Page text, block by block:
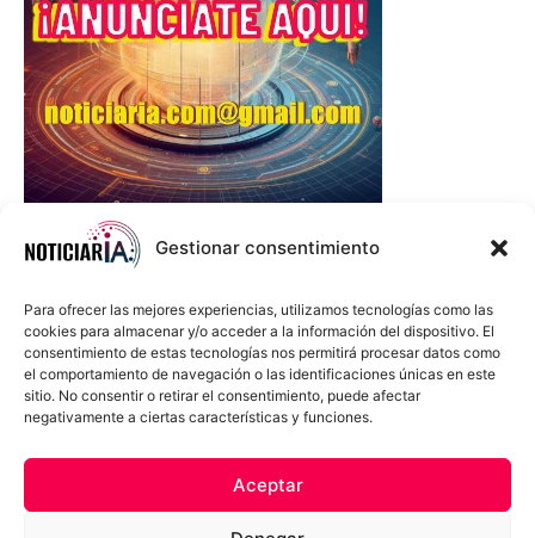
Gestionar consentimiento
Para ofrecer las mejores experiencias, utilizamos tecnologías como las
cookies para almacenar y/o acceder a la información del dispositivo. El
consentimiento de estas tecnologías nos permitirá procesar datos como
el comportamiento de navegación o las identificaciones únicas en este
sitio. No consentir o retirar el consentimiento, puede afectar
negativamente a ciertas características y funciones.
Aceptar
Política de cookies
Términos y Condiciones
Aviso Sobre el Uso de IA